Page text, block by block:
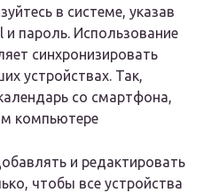
в системе, указав
пароль. Использование
синхронизировать
устройствах. Так,
со смартфона,
компьютере
и редактировать
чтобы все устройства